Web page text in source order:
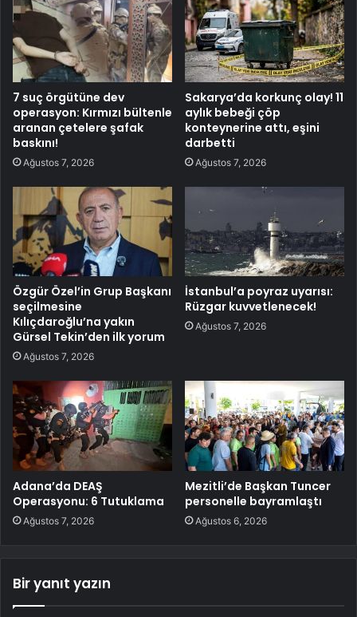
7 suç örgütüne dev
operasyon: Kırmızı bültenle
aranan çetelere şafak
baskını!
Ağustos 7, 2026
Sakarya’da korkunç olay! 11
aylık bebeği çöp
konteynerine attı, eşini
darbetti
Ağustos 7, 2026
Özgür Özel’in Grup Başkanı
seçilmesine
Kılıçdaroğlu’na yakın
Gürsel Tekin’den ilk yorum
Ağustos 7, 2026
İstanbul’a poyraz uyarısı:
Rüzgar kuvvetlenecek!
Ağustos 7, 2026
Adana’da DEAŞ
Operasyonu: 6 Tutuklama
Ağustos 7, 2026
Mezitli’de Başkan Tuncer
personelle bayramlaştı
Ağustos 6, 2026
Bir yanıt yazın